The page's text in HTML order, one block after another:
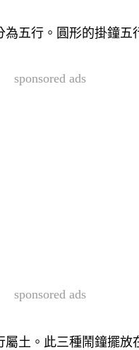
五行。圓形的掛鐘五
sponsored ads
sponsored ads
土。此三種鬧鐘擺放